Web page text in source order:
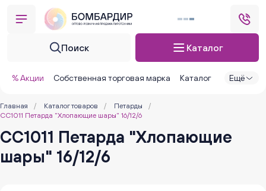
Поиск Каталог
% Акции Собственная торговая марка Каталог Ещё
Главная / Каталог товаров / Петарды
/
СС1011 Петарда "Хлопающие шары" 16/12/6
СС1011 Петарда "Хлопающие
шары" 16/12/6